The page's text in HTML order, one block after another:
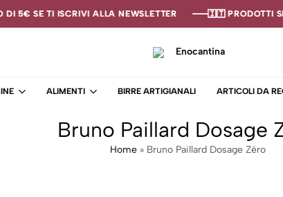
5€ SE TI ISCRIVI ALLA NEWSLETTER 🇮🇹 PRODOTTI
5€ SE TI ISCRIVI ALLA NEWSLETTER 🇮🇹 PRODOTTI
5€ SE TI ISCRIVI ALLA NEWSLETTER 🇮🇹 PRODOTTI
cantina
–
Enoteca
ALIMENTI BIRRE ARTIGIANALI ARTICOLI DA
Bruno Paillard Dosage
Home» Bruno Paillard Dosage Zéro